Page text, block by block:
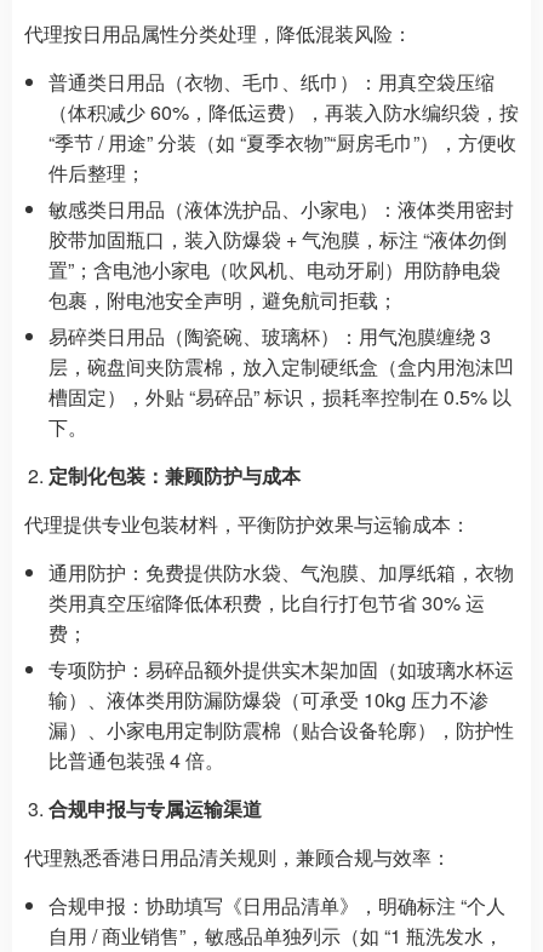
代理按日用品属性分类处理，降低混装风险：
普通类日用品（衣物、毛巾、纸巾）：用真空袋压缩
（体积减少 60%，降低运费），再装入防水编织袋，按
“季节 / 用途” 分装（如 “夏季衣物”“厨房毛巾”），方便收
件后整理；
敏感类日用品（液体洗护品、小家电）：液体类用密封
胶带加固瓶口，装入防爆袋 + 气泡膜，标注 “液体勿倒
置”；含电池小家电（吹风机、电动牙刷）用防静电袋
包裹，附电池安全声明，避免航司拒载；
易碎类日用品（陶瓷碗、玻璃杯）：用气泡膜缠绕 3
层，碗盘间夹防震棉，放入定制硬纸盒（盒内用泡沫凹
槽固定），外贴 “易碎品” 标识，损耗率控制在 0.5% 以
下。
定制化包装：兼顾防护与成本
代理提供专业包装材料，平衡防护效果与运输成本：
通用防护：免费提供防水袋、气泡膜、加厚纸箱，衣物
类用真空压缩降低体积费，比自行打包节省 30% 运
费；
专项防护：易碎品额外提供实木架加固（如玻璃水杯运
输）、液体类用防漏防爆袋（可承受 10kg 压力不渗
漏）、小家电用定制防震棉（贴合设备轮廓），防护性
比普通包装强 4 倍。
合规申报与专属运输渠道
代理熟悉香港日用品清关规则，兼顾合规与效率：
合规申报：协助填写《日用品清单》，明确标注 “个人
自用 / 商业销售”，敏感品单独列示（如 “1 瓶洗发水，